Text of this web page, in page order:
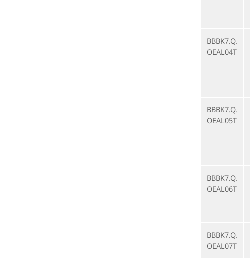
BBBK7.Q.
OEAL04T
BBBK7.Q.
OEAL05T
BBBK7.Q.
OEAL06T
BBBK7.Q.
OEAL07T